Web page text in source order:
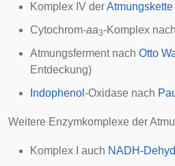
Komplex IV derAtmungskette
Cytochrom-aa3-Komplex nach
Atmungsferment nach Otto
Entdeckung)
Indophenol -Oxidase nach
Weitere Enzymkomplexe der
Komplex I auch NADH-